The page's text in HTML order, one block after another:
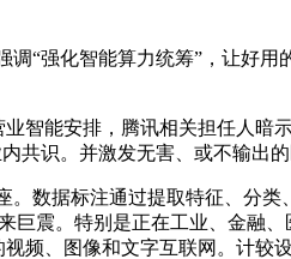
强化智能算力统筹”，让好用
能安排，腾讯相关担任人暗
共识。并激发无害、或不输出
据标注通过提取特征、分类
巨震。特别是正在工业、金融
频、图像和文字互联网。计